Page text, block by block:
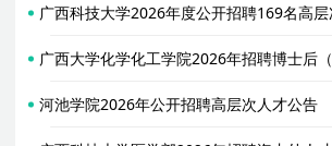
广西科技大学2026年度公开招聘169名高
河池学院2026年公开招聘高层次人才公告